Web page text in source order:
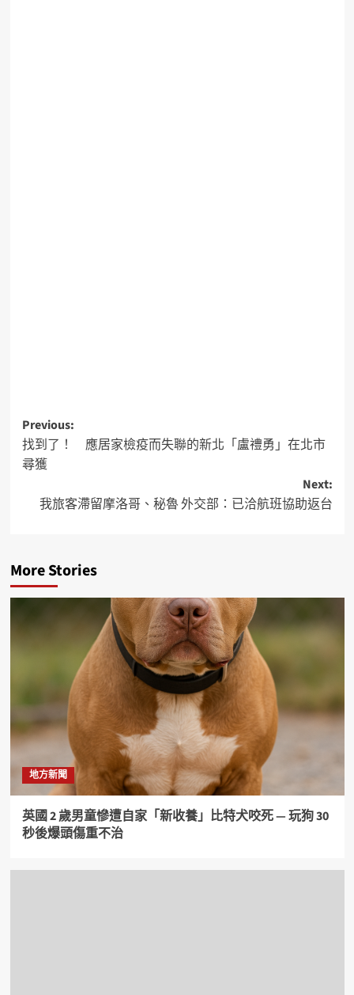
Previous:
找到了！ 應居家檢疫而失聯的新北「盧禮勇」在北市
尋獲
Next:
我旅客滯留摩洛哥、秘魯 外交部：已洽航班協助返台
More Stories
地方新聞
英國 2 歲男童慘遭自家「新收養」比特犬咬死 — 玩狗 30
秒後爆頭傷重不治